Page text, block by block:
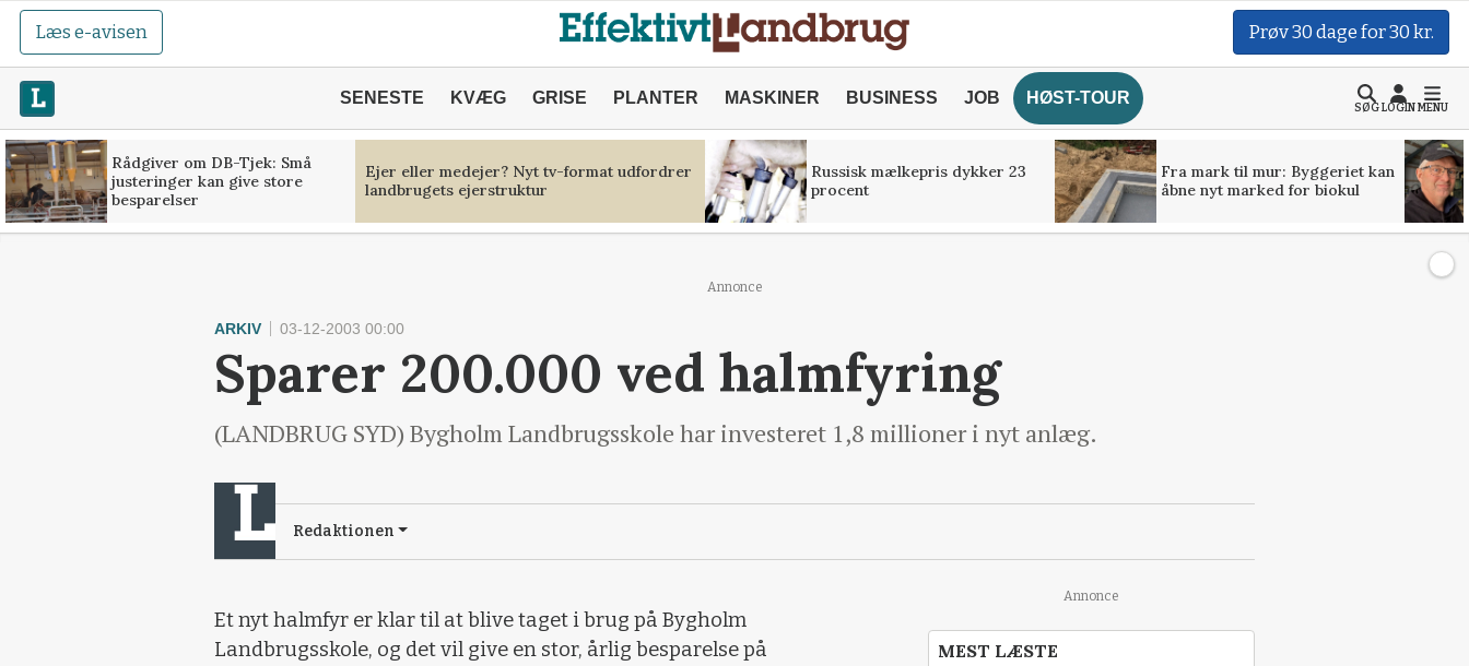
Læs e-avisen Prøv 30 dage for 30 kr.
SENESTE KVÆG GRISE PLANTER MASKINER BUSINESS JOB HØST-TOUR
SØGLOGINMENU
Rådgiver om DB-Tjek: Små
justeringer kan give store
besparelser
Ejer eller medejer? Nyt tv-format udfordrer
landbrugets ejerstruktur
Russisk mælkepris dykker 23
procent
Fra mark til mur: Byggeriet kan
åbne nyt marked for biokul
Annonce
ARKIV 03-12-2003 00:00
Sparer 200.000 ved halmfyring
(LANDBRUG SYD) Bygholm Landbrugsskole har investeret 1,8 millioner i nyt anlæg.
Redaktionen
Et nyt halmfyr er klar til at blive taget i brug på Bygholm
Landbrugsskole, og det vil give en stor, årlig besparelse på
Annonce
MEST LÆSTE